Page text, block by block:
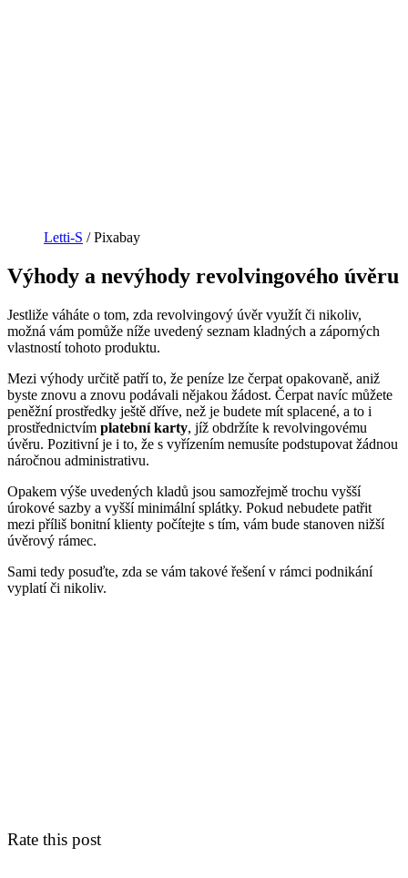
Letti-S / Pixabay
Výhody a nevýhody revolvingového úvěru
Jestliže váháte o tom, zda revolvingový úvěr využít či nikoliv,
možná vám pomůže níže uvedený seznam kladných a záporných
vlastností tohoto produktu.
Mezi výhody určitě patří to, že peníze lze čerpat opakovaně, aniž
byste znovu a znovu podávali nějakou žádost. Čerpat navíc můžete
peněžní prostředky ještě dříve, než je budete mít splacené, a to i
prostřednictvím platební karty, jíž obdržíte k revolvingovému
úvěru. Pozitivní je i to, že s vyřízením nemusíte podstupovat žádnou
náročnou administrativu.
Opakem výše uvedených kladů jsou samozřejmě trochu vyšší
úrokové sazby a vyšší minimální splátky. Pokud nebudete patřit
mezi příliš bonitní klienty počítejte s tím, vám bude stanoven nižší
úvěrový rámec.
Sami tedy posuďte, zda se vám takové řešení v rámci podnikání
vyplatí či nikoliv.
Rate this post